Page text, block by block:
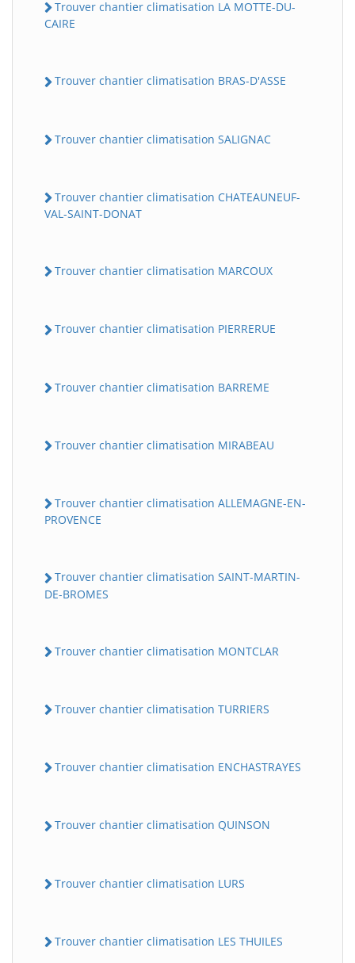
Trouver chantier climatisation LA MOTTE-DU-
CAIRE
Trouver chantier climatisation BRAS-D'ASSE
Trouver chantier climatisation SALIGNAC
Trouver chantier climatisation CHATEAUNEUF-
VAL-SAINT-DONAT
Trouver chantier climatisation MARCOUX
Trouver chantier climatisation PIERRERUE
Trouver chantier climatisation BARREME
Trouver chantier climatisation MIRABEAU
Trouver chantier climatisation ALLEMAGNE-EN-
PROVENCE
Trouver chantier climatisation SAINT-MARTIN-
DE-BROMES
Trouver chantier climatisation MONTCLAR
Trouver chantier climatisation TURRIERS
Trouver chantier climatisation ENCHASTRAYES
Trouver chantier climatisation QUINSON
Trouver chantier climatisation LURS
Trouver chantier climatisation LES THUILES